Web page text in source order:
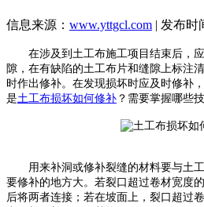
信息来源： www.yttgcl.com | 发布时
在涉及到土工布施工项目结束后，应
隙，在有缺陷的土工布片和缝隙上标注
时作出修补。在发现损坏时应及时修补
是土工布损坏如何修补 ？需要掌握哪些
用来补洞或修补裂缝的材料要与土工
要修补的地方大。若裂口超过卷材宽度
后将两者连接；若在坡面上，裂口超过